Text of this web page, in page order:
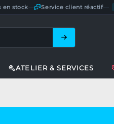
en stock Service client réactif—
ATELIER & SERVICES